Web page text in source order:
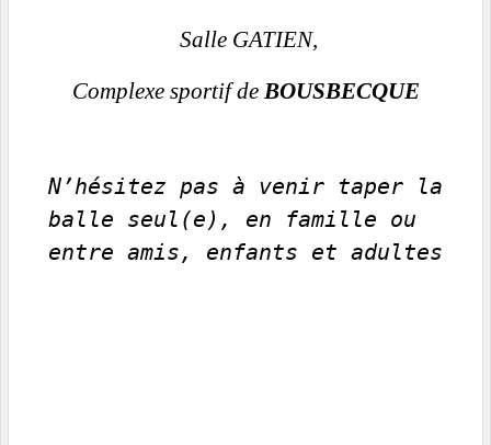
Salle GATIEN,
Complexe sportif de BOUSBECQUE
N’hésitez pas à venir taper la
balle seul(e), en famille ou
entre amis, enfants et adultes